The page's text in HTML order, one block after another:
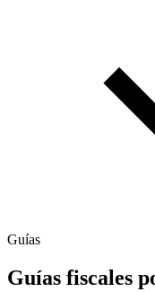
Guías
Guías fiscales